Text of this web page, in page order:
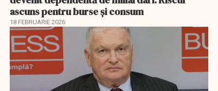
ascuns pentru burse și consum
18 FEBRUARIE 2026
EXCLUSIV